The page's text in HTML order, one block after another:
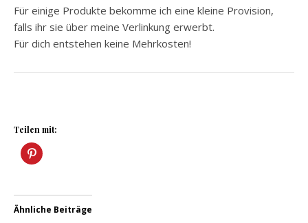
Für einige Produkte bekomme ich eine kleine Provision,
falls ihr sie über meine Verlinkung erwerbt.
Für dich entstehen keine Mehrkosten!
Teilen mit:
Ähnliche Beiträge